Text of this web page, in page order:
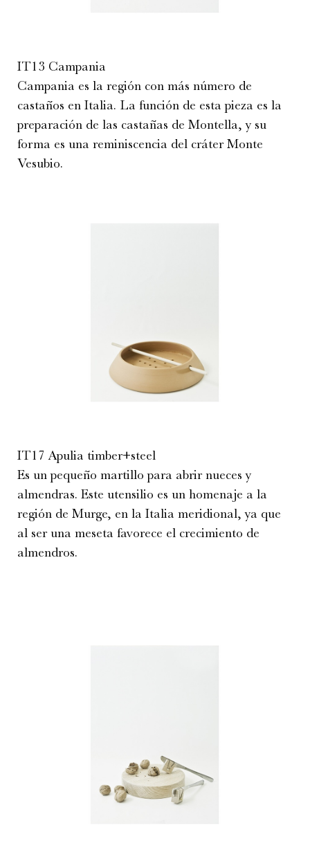
IT13 Campania
Campania es la región con más número de
castaños en Italia. La función de esta pieza es la
preparación de las castañas de Montella, y su
forma es una reminiscencia del cráter Monte
Vesubio.
IT17 Apulia timber+steel
Es un pequeño martillo para abrir nueces y
almendras. Este utensilio es un homenaje a la
región de Murge, en la Italia meridional, ya que
al ser una meseta favorece el crecimiento de
almendros.